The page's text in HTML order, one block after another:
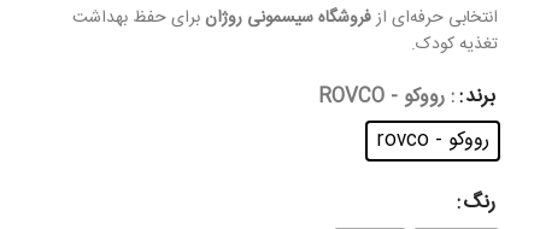
انتخابی حرفه‌ای ازفروشگاه سیسمونی روژان برای حفظ بهداشت
تغذیه کودک.
برند : رووکو - ROVCO
رووکو - rovco
رنگ